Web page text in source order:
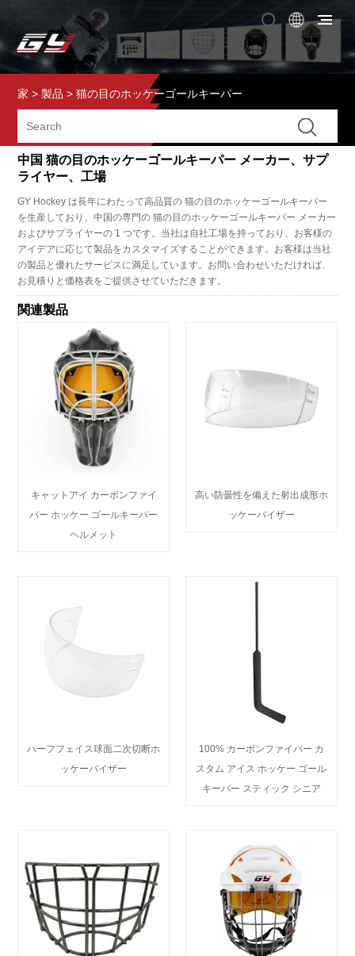
家 > 製品 > 猫の目のホッケーゴールキーパー
中国 猫の目のホッケーゴールキーパー メーカー、サプ
ライヤー、工場
GY Hockey は長年にわたって高品質の 猫の目のホッケーゴールキーパー
を生産しており、中国の専門の 猫の目のホッケーゴールキーパー メーカー
およびサプライヤーの 1 つです。当社は自社工場を持っており、お客様の
アイデアに応じて製品をカスタマイズすることができます。お客様は当社
の製品と優れたサービスに満足しています。お問い合わせいただければ、
お見積りと価格表をご提供させていただきます。
関連製品
キャットアイ カーボンファイ
バー ホッケー ゴールキーパー
ヘルメット
高い防曇性を備えた射出成形ホ
ッケーバイザー
ハーフフェイス球面二次切断ホ
ッケーバイザー
100% カーボンファイバー カ
スタム アイス ホッケー ゴール
キーパー スティック シニア